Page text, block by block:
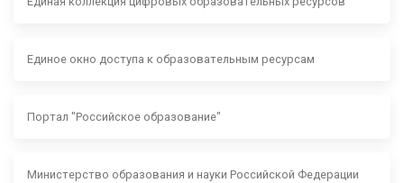
Единое окно доступа к образовательным ресурсам
Портал "Российское образование"
Министерство образования и науки Российской Федерации